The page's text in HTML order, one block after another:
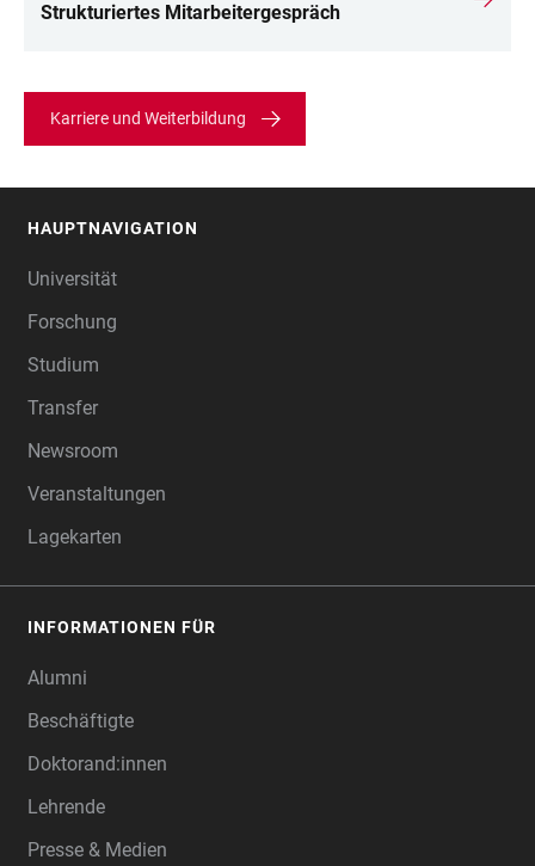
Strukturiertes Mitarbeitergespräch
Karriere und Weiterbildung
HAUPTNAVIGATION
Universität
Forschung
Studium
Transfer
Newsroom
Veranstaltungen
Lagekarten
INFORMATIONEN FÜR
Alumni
Beschäftigte
Doktorand:innen
Lehrende
Presse & Medien